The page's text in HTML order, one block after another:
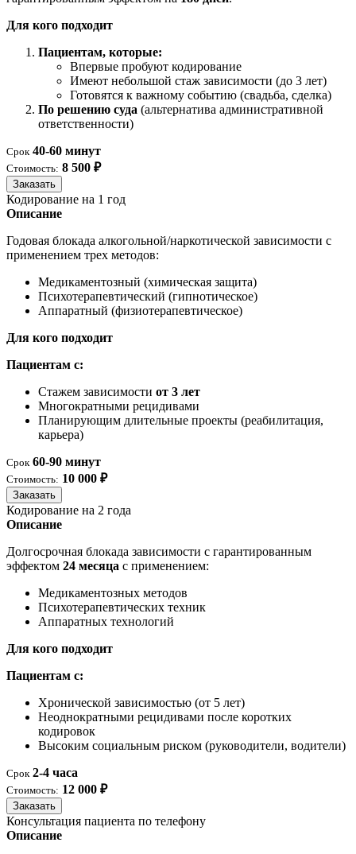
Для кого подходит
Пациентам, которые:
Впервые пробуют кодирование
Имеют небольшой стаж зависимости (до 3 лет)
Готовятся к важному событию (свадьба, сделка)
По решению суда (альтернатива административной
ответственности)
Срок 40-60 минут
Стоимость: 8 500 ₽
Заказать
Кодирование на 1 год
Описание
Годовая блокада алкогольной/наркотической зависимости с
применением трех методов:
Медикаментозный (химическая защита)
Психотерапевтический (гипнотическое)
Аппаратный (физиотерапевтическое)
Для кого подходит
Пациентам с:
Стажем зависимости от 3 лет
Многократными рецидивами
Планирующим длительные проекты (реабилитация,
карьера)
Срок 60-90 минут
Стоимость: 10 000 ₽
Заказать
Кодирование на 2 года
Описание
Долгосрочная блокада зависимости с гарантированным
эффектом 24 месяца с применением:
Медикаментозных методов
Психотерапевтических техник
Аппаратных технологий
Для кого подходит
Пациентам с:
Хронической зависимостью (от 5 лет)
Неоднократными рецидивами после коротких
кодировок
Высоким социальным риском (руководители, водители)
Срок 2-4 часа
Стоимость: 12 000 ₽
Заказать
Консультация пациента по телефону
Описание